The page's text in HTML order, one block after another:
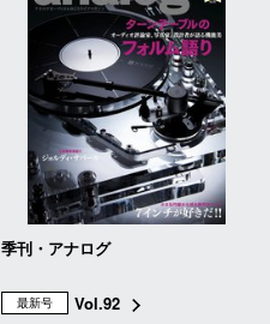
季刊・アナログ
最新号
Vol.92